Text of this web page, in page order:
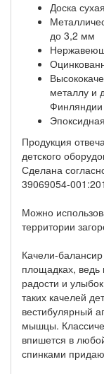
Доска
до 3,2 мм
металлу и
Финляндии
Продукция
детского
Сделана
39069054-
Можно
территории
Качели-
площадках, ведь
радости и
таких качелей
вестибулярный
мышцы.
впишется в
спинками